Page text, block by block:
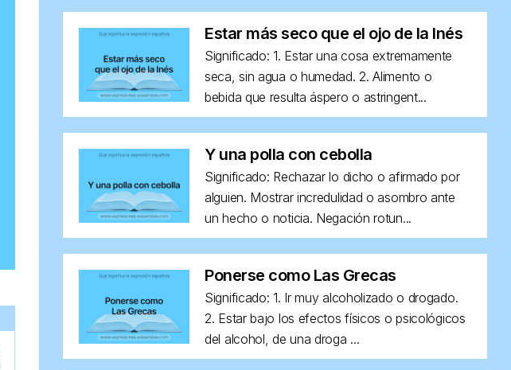
Estar más seco que el ojo de la Inés
Significado: 1. Estar una cosa extremamente
seca, sin agua o humedad. 2. Alimento o
bebida que resulta áspero o astringent...
Y una polla con cebolla
Significado: Rechazar lo dicho o afirmado por
alguien. Mostrar incredulidad o asombro ante
un hecho o noticia. Negación rotun...
Ponerse como Las Grecas
Significado: 1. Ir muy alcoholizado o drogado.
2. Estar bajo los efectos físicos o psicológicos
del alcohol, de una droga ...